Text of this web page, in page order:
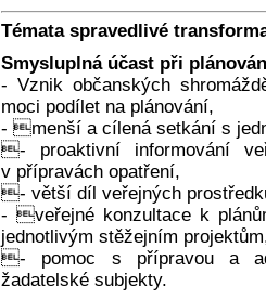
Témata spravedlivé
Smysluplná účast při
- Vznik občanských
moci podílet na plánování,
- menší a cílená setkání s
- proaktivní informování
v přípravách opatření,
- větší díl veřejných
- veřejné konzultace k
jednotlivým stěžejním
- pomoc s přípravou a
žadatelské subjekty.